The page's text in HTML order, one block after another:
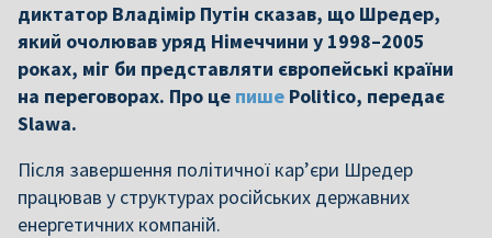
диктатор Владімір Путін сказав, що Шредер,
який очолював уряд Німеччини у 1998–2005
роках, міг би представляти європейські країни
на переговорах. Про це пише Politico, передає
Slawa.
Після завершення політичної кар’єри Шредер
працював у структурах російських державних
енергетичних компаній.